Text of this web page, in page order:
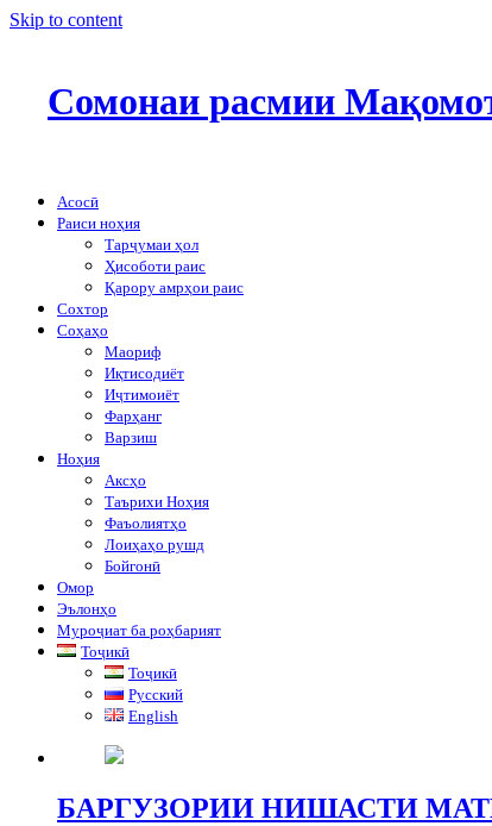
Skip to content
Сомонаи расмии
Асосӣ
Раиси ноҳия
Тарҷумаи ҳол
Ҳисоботи раис
Қарору амрҳои раис
Сохтор
Соҳаҳо
Маориф
Иқтисодиёт
Иҷтимоиёт
Фарҳанг
Варзиш
Ноҳия
Аксҳо
Таърихи Ноҳия
Фаъолиятҳо
Лоиҳаҳо рушд
Бойгонӣ
Омор
Эълонҳо
Муроҷиат ба роҳбарият
Тоҷикӣ
Тоҷикӣ
Русский
English
БАРГУЗОРИИ НИШАСТИ